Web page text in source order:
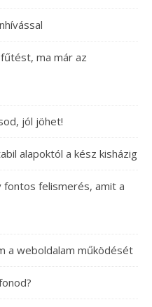
ma már az
jól jöhet!
alapoktól a kész kisházig
fontos felismerés, amit a
a weboldalam működését